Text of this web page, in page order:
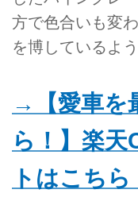
方で色合いも変
を博しているよう
→【愛車を
ら！】楽天
トはこちら